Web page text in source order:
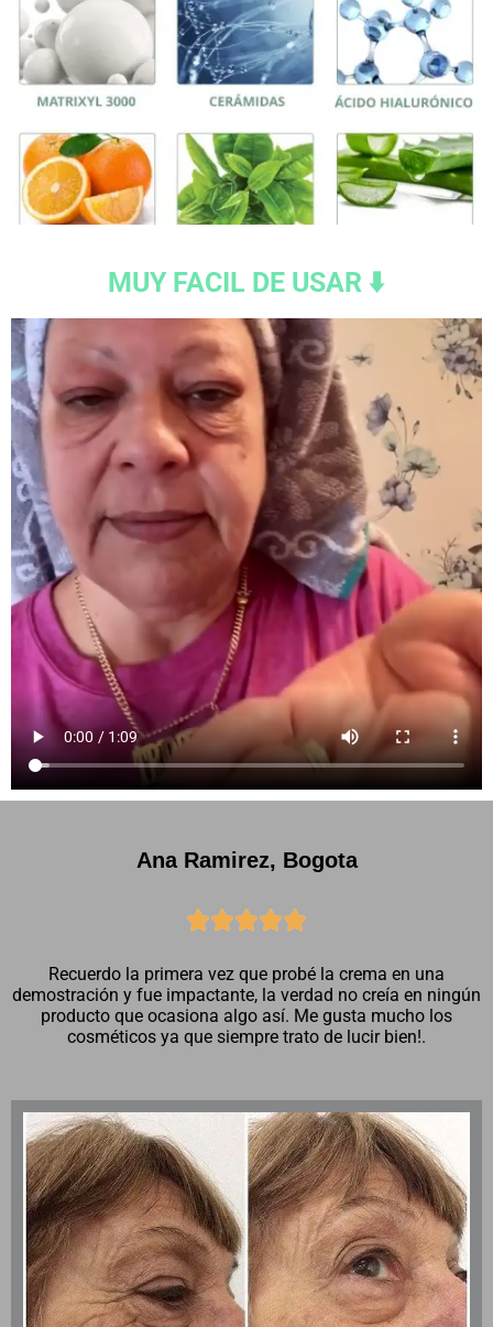
MUY FACIL DE USAR ⬇️
Ana Ramirez, Bogota

Recuerdo la primera vez que probé la crema en una
demostración y fue impactante, la verdad no creía en ningún
producto que ocasiona algo así. Me gusta mucho los
cosméticos ya que siempre trato de lucir bien!.